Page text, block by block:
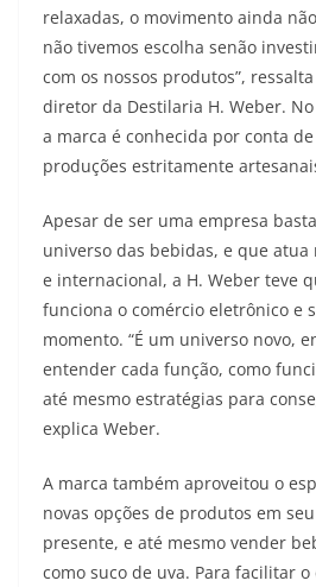
relaxadas, o movimento ainda
não tivemos escolha senão
com os nossos produtos”,
diretor da Destilaria H. Weber.
a marca é conhecida por conta
produções estritamente
Apesar de ser uma empresa
universo das bebidas, e que atua
e internacional, a H. Weber teve
funciona o comércio eletrônico e
momento. “É um universo novo,
entender cada função, como
até mesmo estratégias para
explica Weber.
A marca também aproveitou o
novas opções de produtos em
presente, e até mesmo vender
como suco de uva. Para facilitar o